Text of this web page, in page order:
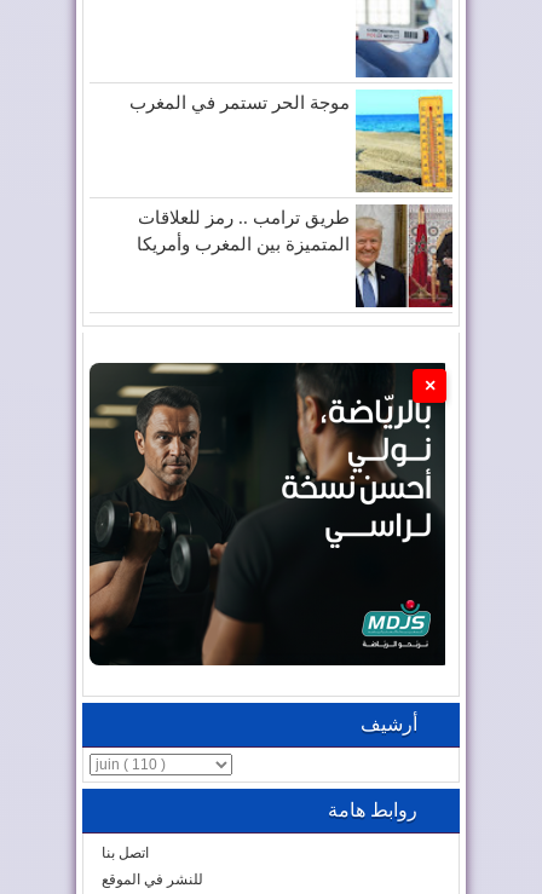
موجة الحر تستمر في المغرب
طريق ترامب .. رمز للعلاقات
المتميزة بين المغرب وأمريكا
×
أرشيف
روابط هامة
اتصل بنا
للنشر في الموقع